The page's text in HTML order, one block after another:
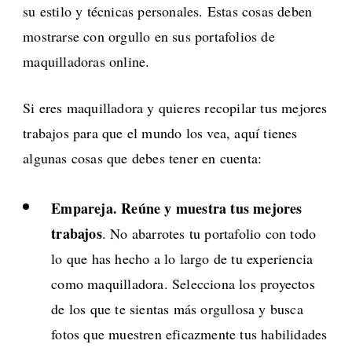
su estilo y técnicas personales. Estas cosas deben
mostrarse con orgullo en sus portafolios de
maquilladoras online.
Si eres maquilladora y quieres recopilar tus mejores
trabajos para que el mundo los vea, aquí tienes
algunas cosas que debes tener en cuenta:
Empareja. Reúne y muestra tus mejores
trabajos. No abarrotes tu portafolio con todo
lo que has hecho a lo largo de tu experiencia
como maquilladora. Selecciona los proyectos
de los que te sientas más orgullosa y busca
fotos que muestren eficazmente tus habilidades